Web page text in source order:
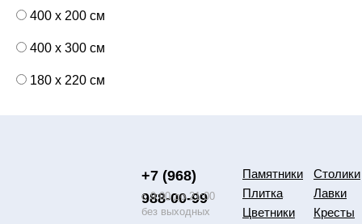
400 x 200 см
400 x 300 см
180 x 220 см
+7 (968)
988-00-99
с 9:00 до 21:00
без выходных
Памятники
Плитка
Цветники
Столики
Лавки
Кресты